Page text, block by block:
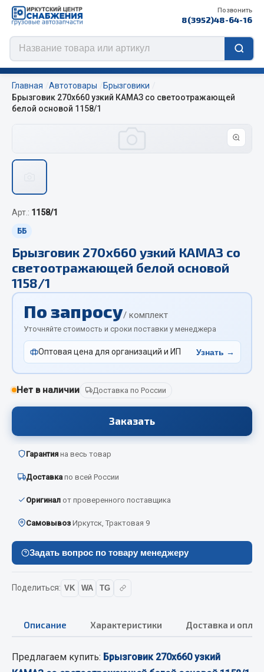
Позвонить
8(3952)48-64-16
ЦЕПИ РОССИЯ
Изготовление цепей на колеса BOHU
QITONG
Весь раздел
Отопители салона, подогреватели
Жидкостные подогреватели
Отопители салона
Подогреватели тосола
Весь раздел
Автозвук
Автокаталоги
Аксессуары автомобильные
Брызговики
Вентиляторы кабины
Показать ещё
Весь раздел
Смазочные материалы
Охладжающие жидкости
Главная Автотовары
Брызговики
Брызговик 270х660 узкий КАМАЗ со светоотражающей
белой основой 1158/1
Арт.: 1158/1
ББ
Брызговик 270х660 узкий КАМАЗ со
светоотражающей белой основой
1158/1
По запросу/ комплект
Уточняйте стоимость и сроки поставки у менеджера
Оптовая цена для организаций и ИП Узнать →
Нет в наличии Доставка по России
Заказать
Гарантия на весь товар
Доставка по всей России
Оригинал от проверенного поставщика
Самовывоз Иркутск, Трактовая 9
Задать вопрос по товару менеджеру
Поделиться: VK WA TG
Описание Характеристики Доставка и
Предлагаем купить: Брызговик 270х660 узкий